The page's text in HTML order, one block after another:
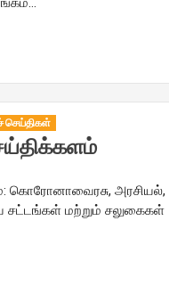
செய்திகள்
கொரோனாவைரசு, அரசியல்,
சட்டங்கள் மற்றும் சலுகைகள்